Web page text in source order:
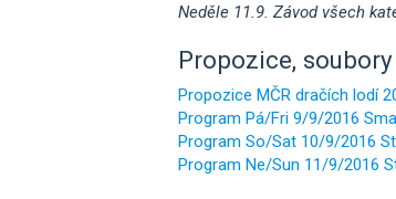
Neděle 11.9. Závod všech
Propozice,
Propozice MČR dračích lodí
Program Pá/Fri 9/9/2016
Program So/Sat 10/9/2016
Program Ne/Sun 11/9/2016